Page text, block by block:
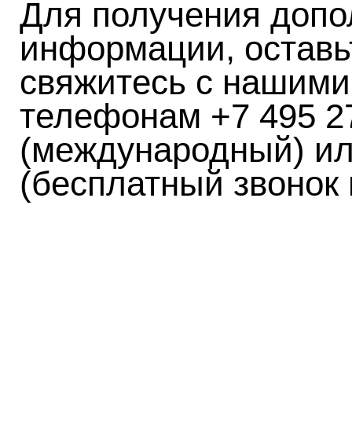
Для получения
информации,
свяжитесь с
телефонам +7 495
(международный)
(бесплатный